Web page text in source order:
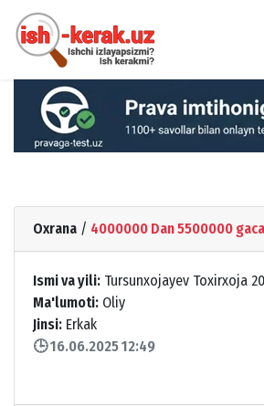
Oxrana / 4000000 Dan 5500000 gaca
Ismi va yili: Tursunxojayev Toxirxoja
Ma'lumoti: Oliy
Jinsi: Erkak
🕒 16.06.2025 12:49